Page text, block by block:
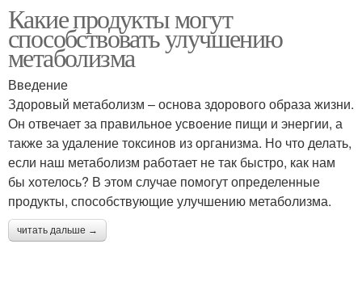
Какие продукты могут
способствовать улучшению
метаболизма
Введение
Здоровый метаболизм – основа здорового образа жизни.
Он отвечает за правильное усвоение пищи и энергии, а
также за удаление токсинов из организма. Но что делать,
если наш метаболизм работает не так быстро, как нам
бы хотелось? В этом случае помогут определенные
продукты, способствующие улучшению метаболизма.
читать дальше →